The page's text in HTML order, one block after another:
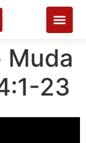
Muda
23